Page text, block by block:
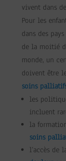
vivent dans
Pour les
dans des
de la moitié
monde, un
doivent être
soins
les
incluent
la
soins
l’accès de